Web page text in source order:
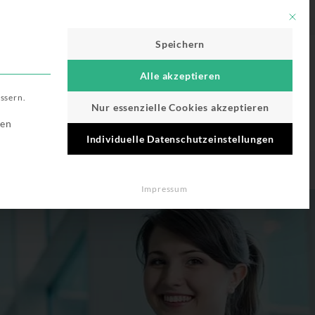
Mit
und kann nicht abgewählt werden.
Speichern
Alle akzeptieren
Nur essenzielle Cookies akzeptieren
Individuelle Datenschutzeinstellungen
Impressum